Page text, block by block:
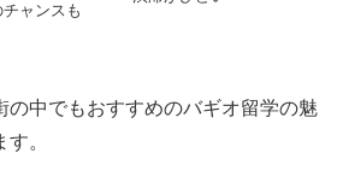
ャンスも
の中でもおすすめのバギオ留学の魅
。